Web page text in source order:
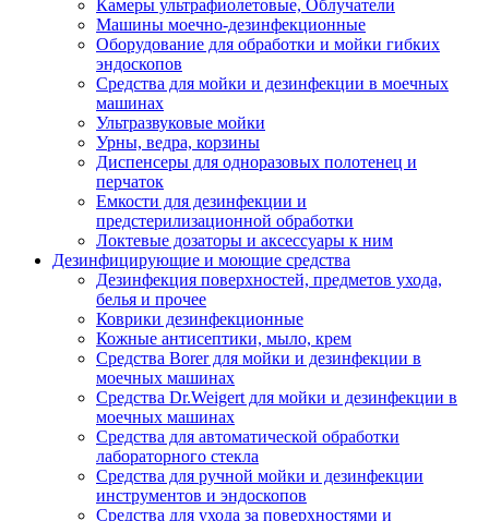
Камеры ультрафиолетовые, Облучатели
Машины моечно-дезинфекционные
Оборудование для обработки и мойки гибких
эндоскопов
Средства для мойки и дезинфекции в моечных
машинах
Ультразвуковые мойки
Урны, ведра, корзины
Диспенсеры для одноразовых полотенец и
перчаток
Емкости для дезинфекции и
предстерилизационной обработки
Локтевые дозаторы и аксессуары к ним
Дезинфицирующие и моющие средства
Дезинфекция поверхностей, предметов ухода,
белья и прочее
Коврики дезинфекционные
Кожные антисептики, мыло, крем
Средства Borer для мойки и дезинфекции в
моечных машинах
Средства Dr.Weigert для мойки и дезинфекции в
моечных машинах
Средства для автоматической обработки
лабораторного стекла
Средства для ручной мойки и дезинфекции
инструментов и эндоскопов
Средства для ухода за поверхностями и